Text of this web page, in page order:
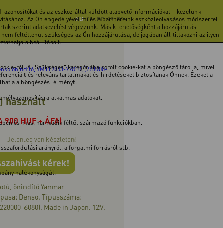
és az eszköz által küldött alapvető információkat – kezelünk
Az Ön engedélyével mi és a partnereink eszközleolvasásos módszerrel
szerint adatkezelést végezzünk. Másik lehetőségként a hozzájárulás
feltétlenül szükséges az Ön hozzájárulása, de jogában áll tiltakozni az ilyen
a beállításait.
ról. A "Szükséges" kategóriába sorolt cookie-kat a böngésző tárolja, mivel
és releváns tartalmakat és hirdetéseket biztosítanak Önnek. Ezeket a
a böngészési élményt.
alkalmas adatokat.
és más, harmadik féltől származó funkciókban.
arányról, a forgalmi forrásról stb.
hatékonyságát.
HU EN DE FR RO
önindító, YM119853-77010, (228000-
használt
900 HUF + ÁFA)
Jelenleg van készleten!
kérek!
önindító Yanmar
Denso. Típusszáma:
6080). Made in Japan. 12V.